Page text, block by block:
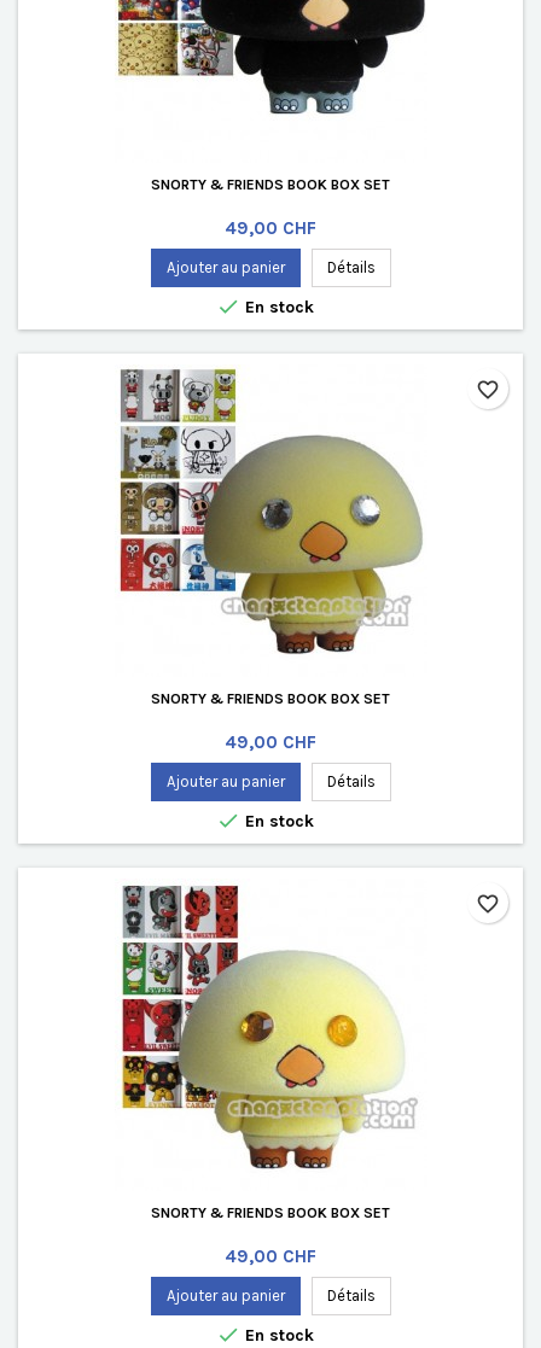
SNORTY & FRIENDS BOOK BOX SET
Prix
49,00 CHF
Ajouter au panier Détails
 En stock
SNORTY & FRIENDS BOOK BOX SET
Prix
49,00 CHF
Ajouter au panier Détails
 En stock
favorite_border
SNORTY & FRIENDS BOOK BOX SET
Prix
49,00 CHF
Ajouter au panier Détails
 En stock
favorite_border